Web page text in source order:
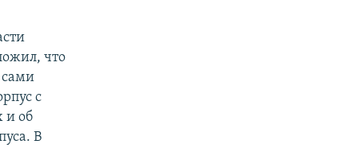
что
сами
с
и об
В